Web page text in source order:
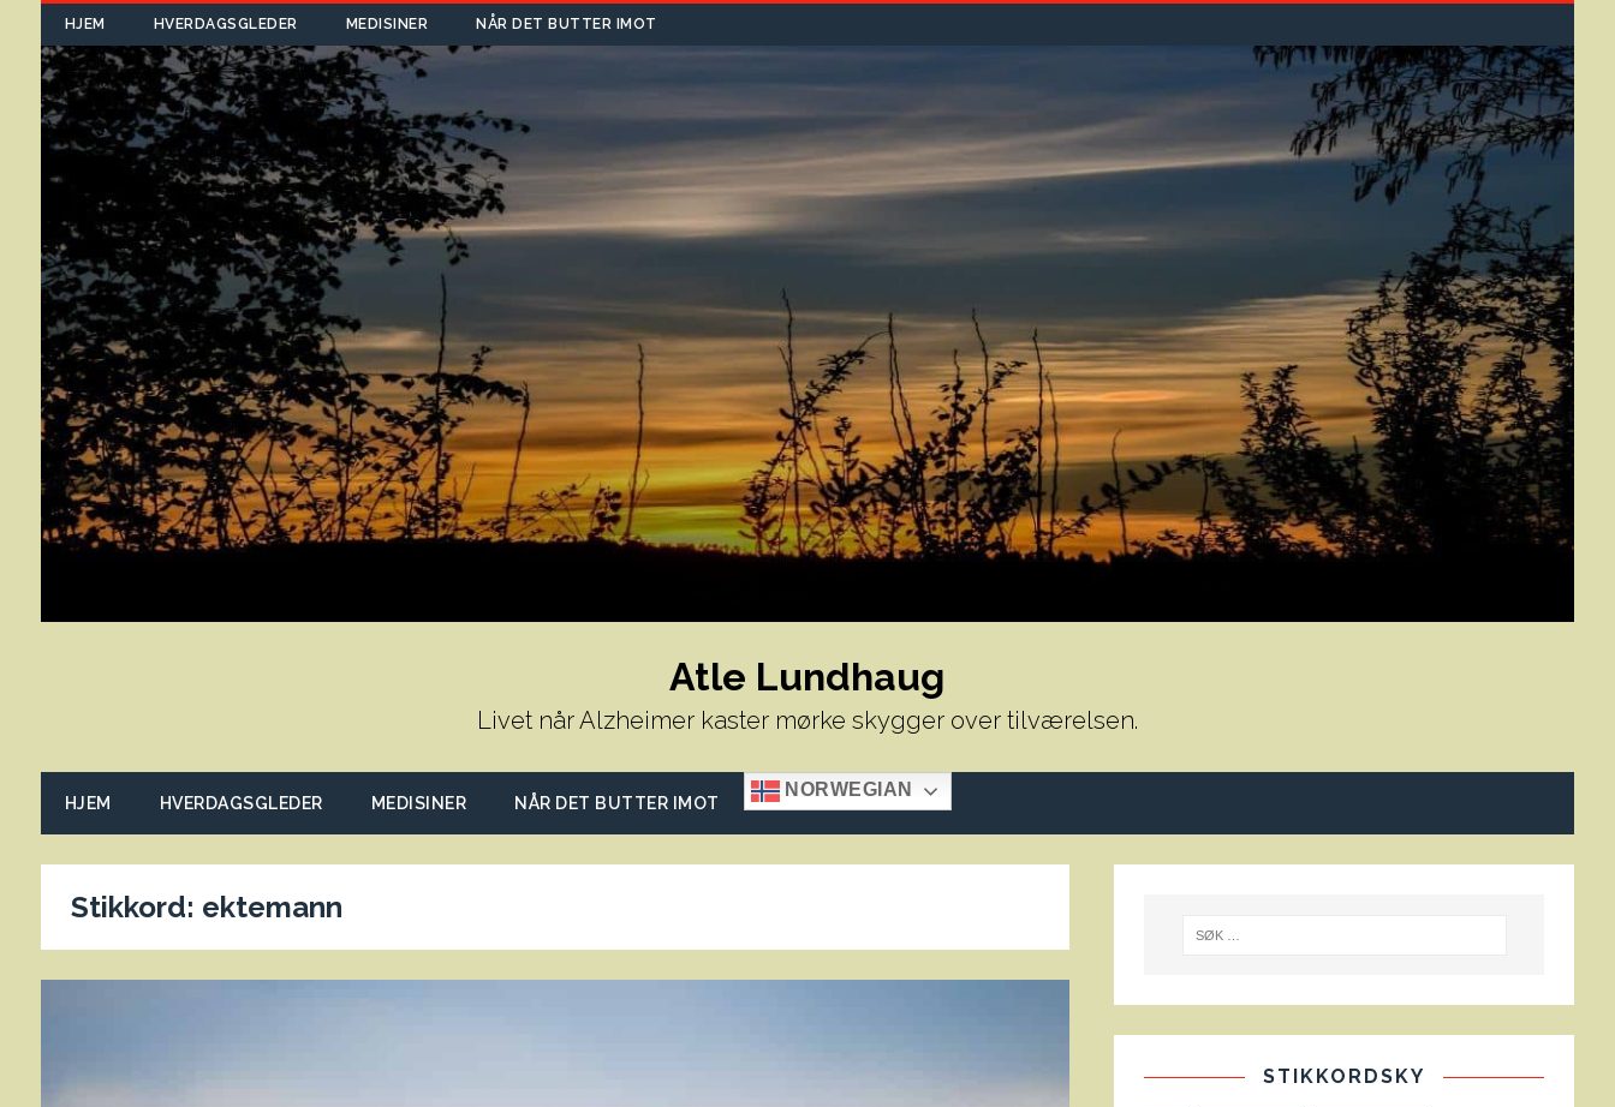
HJEM HVERDAGSGLEDER MEDISINER NÅR DET BUTTER IMOT
Atle Lundhaug
Livet når Alzheimer kaster mørke skygger over tilværelsen.
HJEM HVERDAGSGLEDER MEDISINER NÅR DET BUTTER IMOT
NORWEGIAN
Stikkord: ektemann
STIKKORDSKY